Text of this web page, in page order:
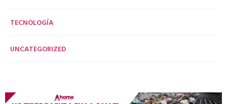
TECNOLOGÍA
UNCATEGORIZED